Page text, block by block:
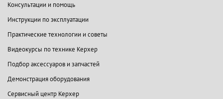
Консультации и помощь
Инструкции по эксплуатации
Практические технологии и советы
Видеокурсы по технике Керхер
Подбор аксессуаров и запчастей
Демонстрация оборудования
Сервисный центр Керхер